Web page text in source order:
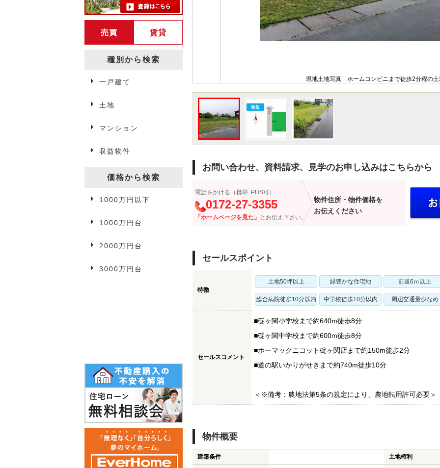
現地土地写真 ホームコンビニまで徒歩2分程の土
お問い合わせ、資料請求、見学のお申し込みはこちらから
電話をかける（携帯･PHS可）
0172-27-3355
「ホームページを見た」 とお伝え下さい。
物件住所・物件価格を
お伝えください
セールスポイント
特徴
土地50坪以上 緑豊かな住宅地 前道6ｍ以上
総合病院徒歩10分以内 中学校徒歩10分以内 周辺交通量少なめ
セールスコメント
■碇ヶ関小学校まで約640m徒歩8分
■碇ヶ関中学校まで約600m徒歩8分
■ホーマックニコット碇ヶ関店まで約150m徒歩2分
■道の駅いかりがせきまで約740m徒歩10分
＜※備考：農地法第5条の規定により、農地転用許可必要＞
物件概要
建築条件 - 土地権利
売買 賃貸
種別から検索
一戸建て
土地
マンション
収益物件
価格から検索
1000万円以下
1000万円台
2000万円台
3000万円台
弘前賃貸情報
アパート・マンション
一戸建て
駐車場
事業用物件
3万円以下
3万円台